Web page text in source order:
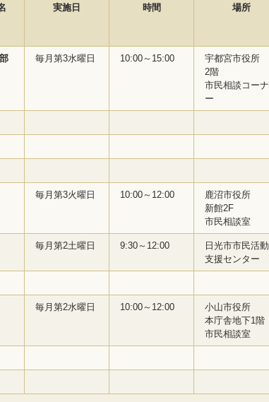
実施日 時間 場所
毎月第3水曜日 10:00～15:00
宇都宮市役所
2階
市民相談コーナ
ー
毎月第3火曜日 10:00～12:00
鹿沼市役所
新館2F
市民相談室
毎月第2土曜日 9:30～12:00
日光市市民活動
支援センター
毎月第2水曜日 10:00～12:00
小山市役所
本庁舎地下1階
市民相談室